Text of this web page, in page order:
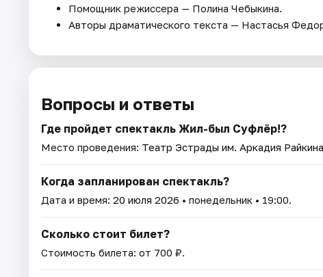
Помощник режиссера — Полина Чебыкина.
Авторы драматического текста — Настасья
Вопросы и ответы
Где пройдет спектакль Жил-был Суфлёр!?
Место проведения: Театр Эстрады им. Аркадия Райкина
Когда запланирован спектакль?
Дата и время: 20 июля 2026 • понедельник • 19:00.
Сколько стоит билет?
Стоимость билета: от 700 ₽.